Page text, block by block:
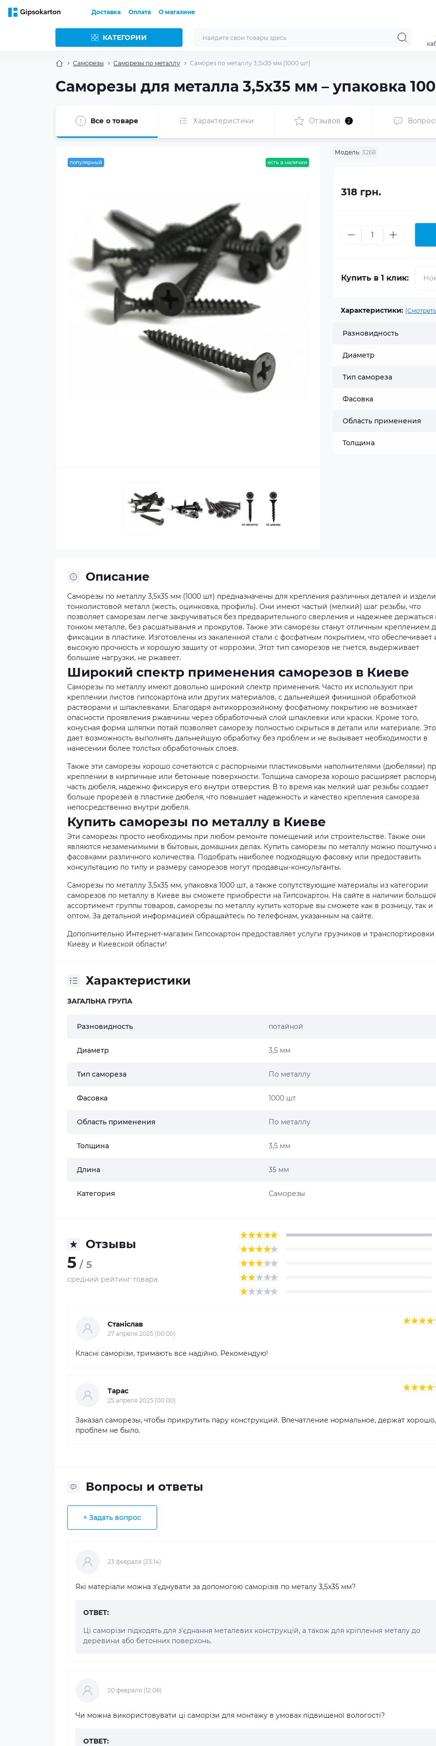
Доставка Оплата О магазине
КАТЕГОРИИ
Саморезы Саморезы по металлу Саморез по металлу 3,5x35 мм (1000 шт)
Саморезы для металла 3,5x35 мм – упаковка
Все о товаре Характеристики Отзывов 2
популярный есть в наличии
Модель: 3268
318 грн.
Купить в 1 клик:
Характеристики:
Разновидность
Диаметр
Тип самореза
Фасовка
Область применения
Толщина
Описание
Саморезы по металлу 3,5х35 мм (1000 шт) предназначены для крепления различных деталей и
тонколистовой металл (жесть, оцинковка, профиль). Они имеют частый (мелкий) шаг резьбы, что
позволяет саморезам легче закручиваться без предварительного сверления и надежнее держаться
тонком металле, без расшатывания и прокрутов. Также эти саморезы станут отличным креплением
фиксации в пластике. Изготовлены из закаленной стали с фосфатным покрытием, что обеспечивает
высокую прочность и хорошую защиту от коррозии. Этот тип саморезов не гнется, выдерживает
большие нагрузки, не ржавеет.
Широкий спектр применения саморезов в Киеве
Саморезы по металлу имеют довольно широкий спектр применения. Часто их используют при
креплении листов гипсокартона или других материалов, с дальнейшей финишной обработкой
растворами и шпаклевками. Благодаря антикоррозийному фосфатному покрытию не возникает
опасности проявления ржавчины через обработочный слой шпаклевки или краски. Кроме того,
конусная форма шляпки потай позволяет саморезу полностью скрыться в детали или материале. Это
дает возможность выполнять дальнейшую обработку без проблем и не вызывает необходимости в
нанесении более толстых обработочных слоев.
Также эти саморезы хорошо сочетаются с распорными пластиковыми наполнителями (дюбелями)
креплении в кирпичные или бетонные поверхности. Толщина самореза хорошо расширяет
часть дюбеля, надежно фиксируя его внутри отверстия. В то время как мелкий шаг резьбы создает
больше прорезей в пластике дюбеля, что повышает надежность и качество крепления самореза
непосредственно внутри дюбеля.
Купить саморезы по металлу в Киеве
Эти саморезы просто необходимы при любом ремонте помещений или строительстве. Также они
являются незаменимыми в бытовых, домашних делах. Купить саморезы по металлу можно поштучно
фасовками различного количества. Подобрать наиболее подходящую фасовку или предоставить
консультацию по типу и размеру саморезов могут продавцы-консультанты.
Саморезы по металлу 3,5x35 мм, упаковка 1000 шт, а также сопутствующие материалы из категории
саморезов по металлу в Киеве вы сможете приобрести на Гипсокартон. На сайте в наличии
ассортимент группы товаров, саморезы по металлу купить которые вы сможете как в розницу, так и
оптом. За детальной информацией обращайтесь по телефонам, указанным на сайте.
Дополнительно Интернет-магазин Гипсокартон предоставляет услуги грузчиков и
Киеву и Киевской области!
Характеристики
ЗАГАЛЬНА ГРУПА
Разновидность потайной
Диаметр 3,5 мм
Тип самореза По металлу
Фасовка 1000 шт
Область применения По металлу
Толщина 3,5 мм
Длина 35 мм
Категория Саморезы
Отзывы
5 / 5
средний рейтинг товара
Станіслав
27 апреля 2025 (00:00)
Класні саморізи, тримають все надійно. Рекомендую!
Тарас
25 апреля 2025 (00:00)
Заказал саморезы, чтобы прикрутить пару конструкций. Впечатление нормальное, держат хорошо,
проблем не было.
Вопросы и ответы
+ Задать вопрос
23 февраля (23:14)
Які матеріали можна з'єднувати за допомогою саморізів по металу 3,5x35 мм?
ОТВЕТ:
Ці саморізи підходять для з'єднання металевих конструкцій, а також для кріплення металу до
деревини або бетонних поверхонь.
20 февраля (12:06)
Чи можна використовувати ці саморізи для монтажу в умовах підвищеної вологості?
ОТВЕТ: